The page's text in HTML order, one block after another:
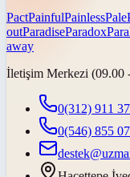
PactPainfulPainlessPale
outParadiseParadox
away
İletişim Merkezi (09.00
0(312) 911
0(546) 855